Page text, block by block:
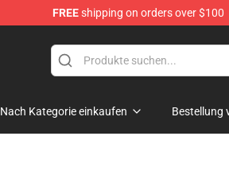
FREEshipping on orders over $100
Nach Kategorie einkaufen Bestellung